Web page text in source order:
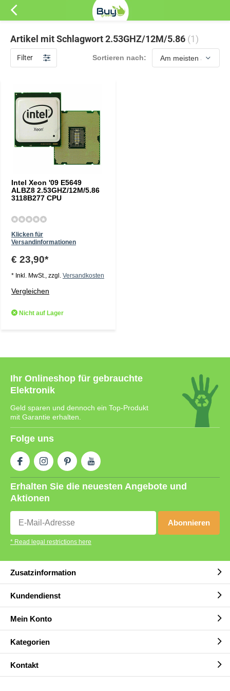
Artikel mit Schlagwort 2.53GHZ/12M/5.86 (1)
Filter Sortieren nach:
Intel Xeon '09 E5649
ALBZ8 2.53GHZ/12M/5.86
3118B277 CPU
Klicken für
Versandinformationen
€ 23,90*
* Inkl. MwSt., zzgl. Versandkosten
Vergleichen
Nicht auf Lager
Ihr Onlineshop für gebrauchte
Elektronik
Geld sparen und dennoch ein Top-Produkt
mit Garantie erhalten.
Folge uns
Erhalten Sie die neuesten Angebote und
Aktionen
Abonnieren
* Read legal restrictions here
Zusatzinformation
Kundendienst
Mein Konto
Kategorien
Kontakt